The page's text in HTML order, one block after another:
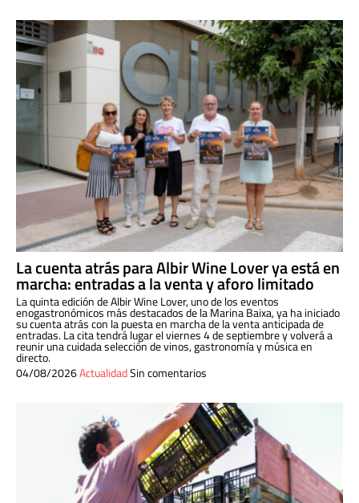
La cuenta atrás para Albir Wine Lover ya está en
marcha: entradas a la venta y aforo limitado
La quinta edición de Albir Wine Lover, uno de los eventos
enogastronómicos más destacados de la Marina Baixa, ya ha iniciado
su cuenta atrás con la puesta en marcha de la venta anticipada de
entradas. La cita tendrá lugar el viernes 4 de septiembre y volverá a
reunir una cuidada selección de vinos, gastronomía y música en
directo.
04/08/2026ActualidadSin comentarios